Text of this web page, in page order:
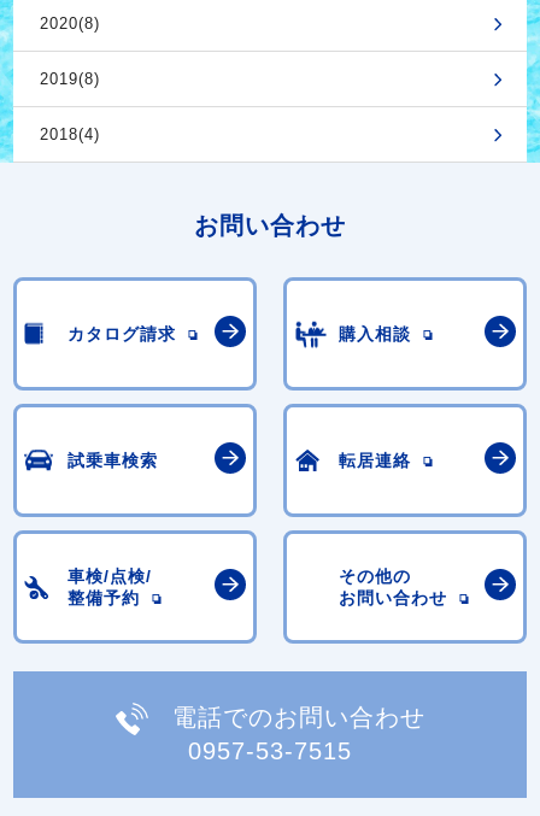
2020(8)
2019(8)
2018(4)
お問い合わせ
カタログ請求 購入相談
試乗車検索 転居連絡
車検/点検/
整備予約
その他の
お問い合わせ
電話でのお問い合わせ
0957-53-7515